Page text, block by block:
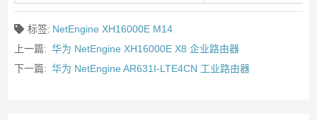
标签: NetEngine XH16000E M14
上一篇: 华为 NetEngine XH16000E X8 企业路由器
下一篇: 华为 NetEngine AR631I-LTE4CN 工业路由器